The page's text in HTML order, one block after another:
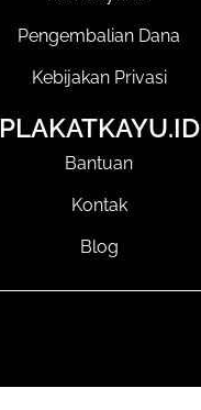
Pengembalian Dana
Kebijakan Privasi
PLAKATKAYU.ID
Bantuan
Kontak
Blog